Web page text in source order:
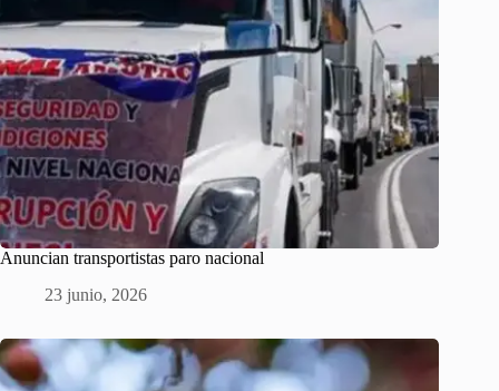
Anuncian transportistas paro nacional
23 junio, 2026